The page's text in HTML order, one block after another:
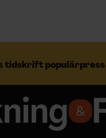
tidskrift populärpress